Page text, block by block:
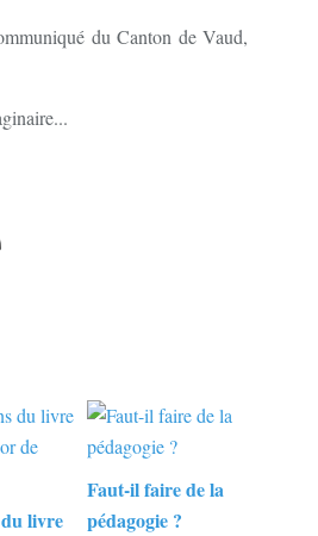
du Canton de Vaud,
livre
Faut-il faire de la
pédagogie ?